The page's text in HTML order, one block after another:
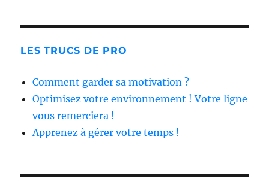
LES TRUCS DE PRO
Comment garder sa motivation ?
Optimisez votre environnement ! Votre ligne
vous remerciera !
Apprenez à gérer votre temps !